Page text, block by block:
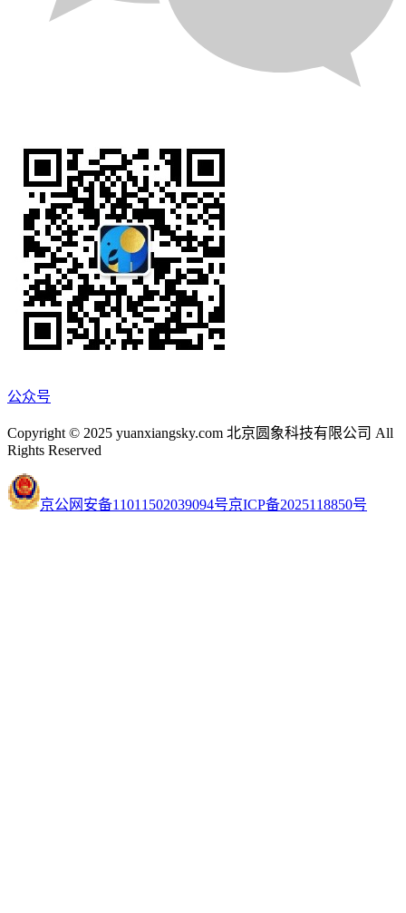
公众号
Copyright © 2025 yuanxiangsky.com 北京圆象科技有限公司 All
Rights Reserved
京公网安备11011502039094号京ICP备2025118850号